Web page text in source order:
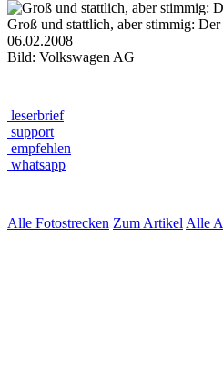
Groß und stattlich, aber stimmig:
06.02.2008
Bild: Volkswagen AG
leserbrief
support
empfehlen
whatsapp
Alle Fotostrecken Zum Artikel Alle